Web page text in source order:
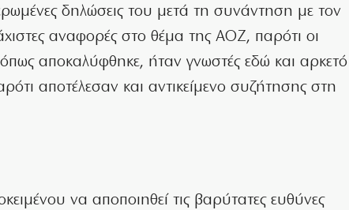
δηλώσεις του μετά τη συνάντηση με τον
αναφορές στο θέμα της ΑΟΖ, παρότι οι
αποκαλύφθηκε, ήταν γνωστές εδώ και αρκετό
αποτέλεσαν και αντικείμενο συζήτησης στη
να αποποιηθεί τις βαρύτατες ευθύνες